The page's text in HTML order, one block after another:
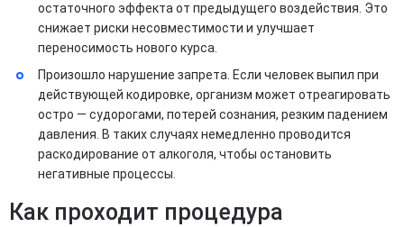
остаточного эффекта от предыдущего воздействия. Это
снижает риски несовместимости и улучшает
переносимость нового курса.
Произошло нарушение запрета. Если человек выпил при
действующей кодировке, организм может отреагировать
остро — судорогами, потерей сознания, резким падением
давления. В таких случаях немедленно проводится
раскодирование от алкоголя, чтобы остановить
негативные процессы.
Как проходит процедура